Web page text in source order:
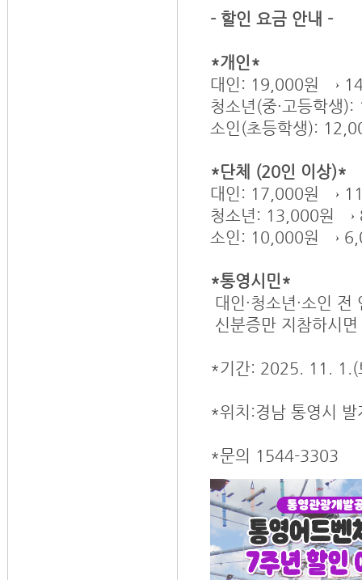
- 할인 요금 안내 -
*개인*
대인: 19,000원 →
청소년(중·고등학
소인(초등학생):
*단체 (20인 이상)*
대인: 17,000원 →
청소년: 13,000원 →
소인: 10,000원 →
*통영시민*
대인·청소년·소인
신분증만 지참하시
*기간: 2025. 11. 1.(
*위치:경남 통영시
*문의 1544-3303